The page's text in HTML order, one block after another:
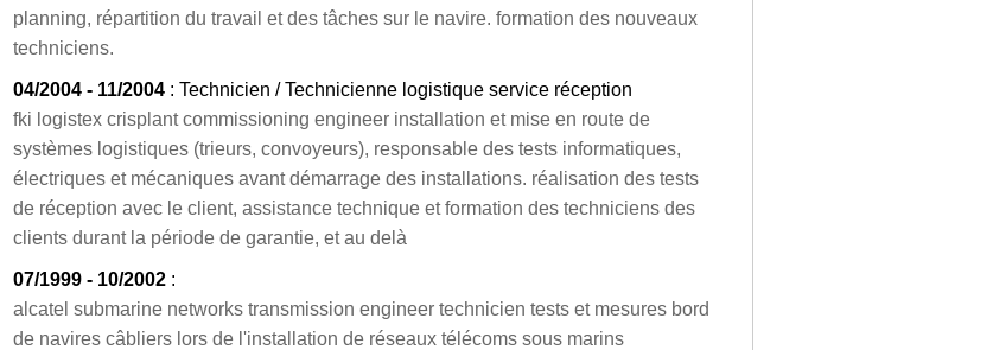
planning, répartition du travail et des tâches sur le navire. formation des nouveaux
techniciens.
04/2004 - 11/2004 : Technicien / Technicienne logistique service réception
fki logistex crisplant commissioning engineer installation et mise en route de
systèmes logistiques (trieurs, convoyeurs), responsable des tests informatiques,
électriques et mécaniques avant démarrage des installations. réalisation des tests
de réception avec le client, assistance technique et formation des techniciens des
clients durant la période de garantie, et au delà
07/1999 - 10/2002 :
alcatel submarine networks transmission engineer technicien tests et mesures bord
de navires câbliers lors de l'installation de réseaux télécoms sous marins